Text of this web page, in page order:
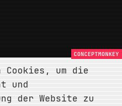
Cookies, um die
und
der Website zu